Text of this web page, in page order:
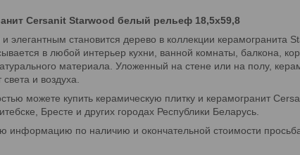
Cersanit Starwood белый рельеф 18,5x59,8
элегантным становится дерево в коллекции
в любой интерьер кухни, ванной комнаты, балкона,
материала. Уложенный на стене или на полу,
и воздуха.
можете купить керамическую плитку и керамогранит
Бресте и других городах Республики Беларусь.
информацию по наличию и окончательной стоимости